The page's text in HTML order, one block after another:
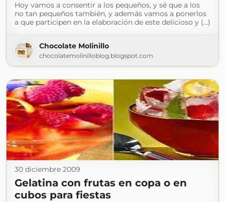
Hoy vamos a consentir a los pequeños, y sé que a los
no tan pequeños también, y además vamos a ponerlos
a que participen en la elaboración de este delicioso y (...)
Chocolate Molinillo
chocolatemolinilloblog.blogspot.com
30 diciembre 2009
Gelatina con frutas en copa o en
cubos para fiestas